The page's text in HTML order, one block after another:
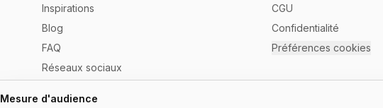
Inspirations
Blog
FAQ
Réseaux sociaux
CGU
Confidentialité
Préférences cookies
Mesure d'audience